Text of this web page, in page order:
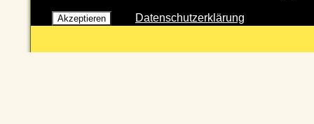
Akzeptieren Datenschutzerklärung